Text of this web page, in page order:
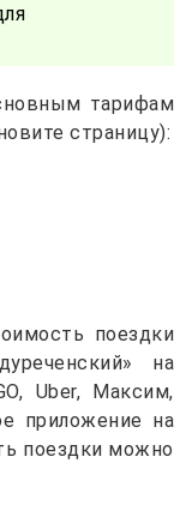
тарифам
страницу):
поездки
на
Uber, Максим,
приложение на
поездки можно